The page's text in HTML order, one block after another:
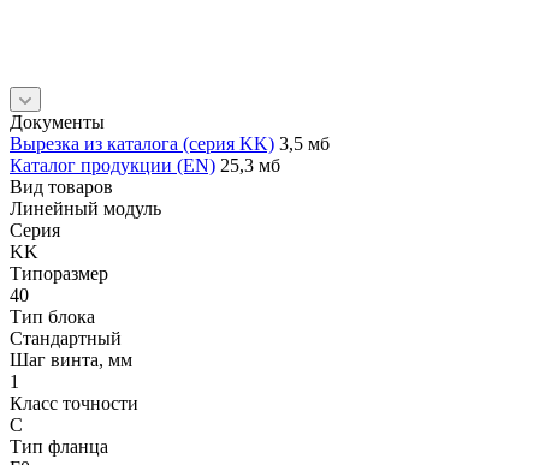
Документы
Вырезка из каталога (серия KK) 3,5 мб
Каталог продукции (EN) 25,3 мб
Вид товаров
Линейный модуль
Серия
KK
Типоразмер
40
Тип блока
Стандартный
Шаг винта, мм
1
Класс точности
C
Тип фланца